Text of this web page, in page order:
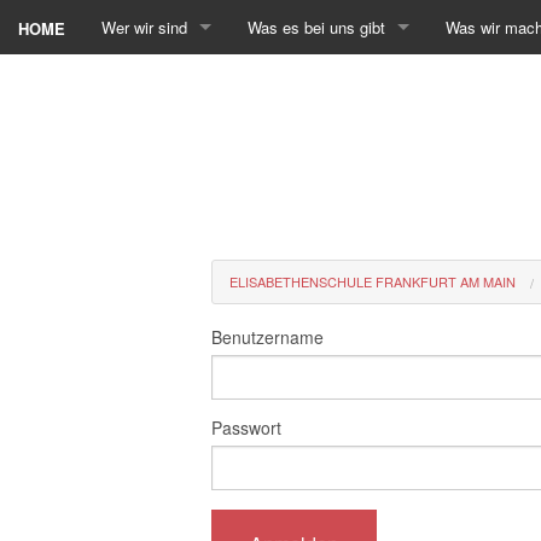
HOME Wer wir sind Was es bei uns gibt Was wir
ELISABETHENSCHULE FRANKFURT AM MAIN
Benutzername
Passwort